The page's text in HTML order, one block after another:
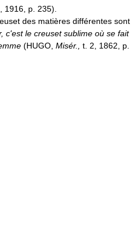
1916, p. 235).
des matières différentes sont
c'est le creuset sublime où se fait
(HUGO, Misér., t. 2, 1862, p.